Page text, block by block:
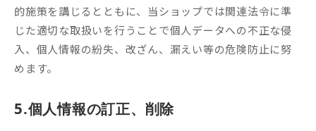
的施策を講じるとともに、当ショップでは関連法令に準
じた適切な取扱いを行うことで個人データへの不正な侵
入、個人情報の紛失、改ざん、漏えい等の危険防止に努
めます。
5.個人情報の訂正、削除